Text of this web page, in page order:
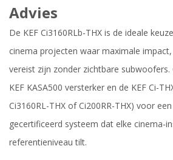
Advies
De KEF Ci3160RLb-THX is de ideale
cinema projecten waar maximale
vereist zijn zonder zichtbare
KEF KASA500 versterker en de KEF Ci-
Ci3160RL-THX of Ci200RR-THX) voor
gecertificeerd systeem dat elke cinema-
referentieniveau tilt.